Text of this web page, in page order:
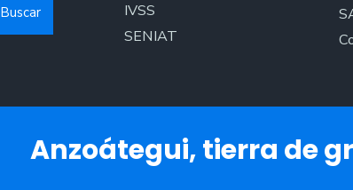
Buscar
IVSS
SENIAT
Anzoátegui, tierra de